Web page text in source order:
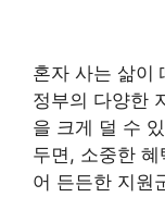
혼자 사는 삶이
정부의 다양한
을 크게 덜 수
두면, 소중한
어 든든한 지원